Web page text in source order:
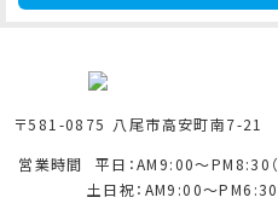
〒581-0875 八尾市高安町南7-21
営業時間
平日：AM9:00～PM8:30
土日祝：AM9:00～